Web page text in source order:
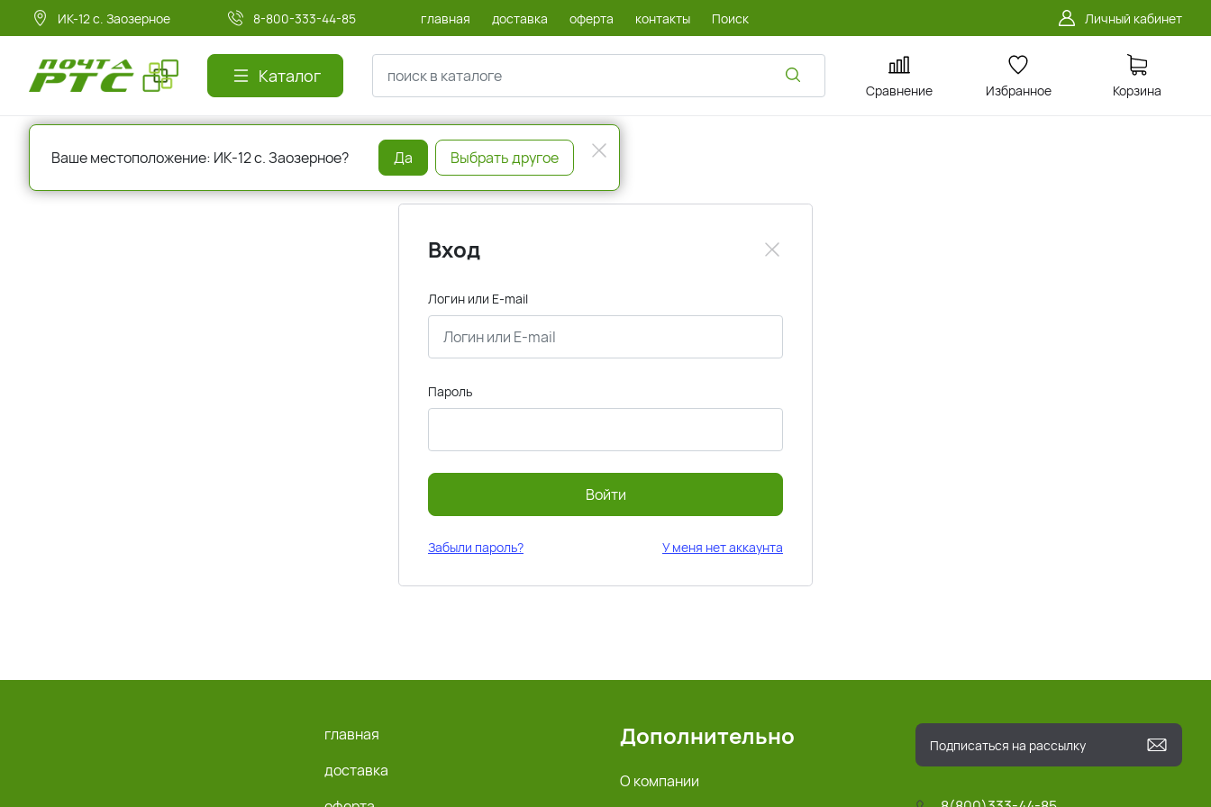
ИК-12 с. Заозерное 8-800-333-44-85 главная доставка оферта контакты Поиск Личный кабинет
Каталог
Сравнение Избранное Корзина
Вход
Логин или E-mail
Пароль
Войти
Забыли пароль? У меня нет аккаунта
главная
доставка
Дополнительно
О компании
Ваше местоположение: ИК-12 с. Заозерное? Да Выбрать другое